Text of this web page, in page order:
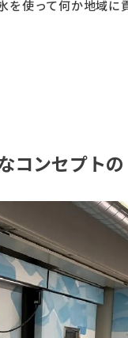
を使って何か地域に
ンセプトの